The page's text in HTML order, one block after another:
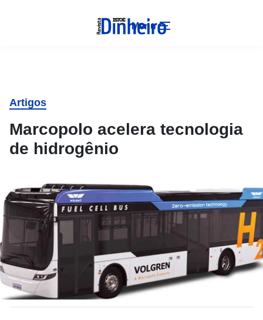
Menu
Artigos
Marcopolo acelera tecnologia
de hidrogênio